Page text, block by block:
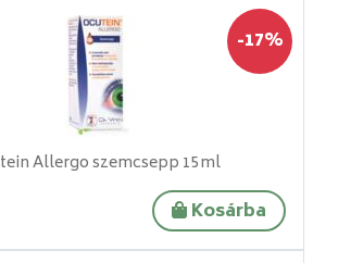
-17%
Allergo szemcsepp 15ml
Kosárba